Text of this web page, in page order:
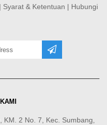
| Syarat & Ketentuan | Hubungi
2 No. 7, Kec. Sumbang,